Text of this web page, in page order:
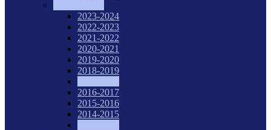
2023-2024
2022-2023
2021-2022
2020-2021
2019-2020
2018-2019
2016-2017
2015-2016
2014-2015